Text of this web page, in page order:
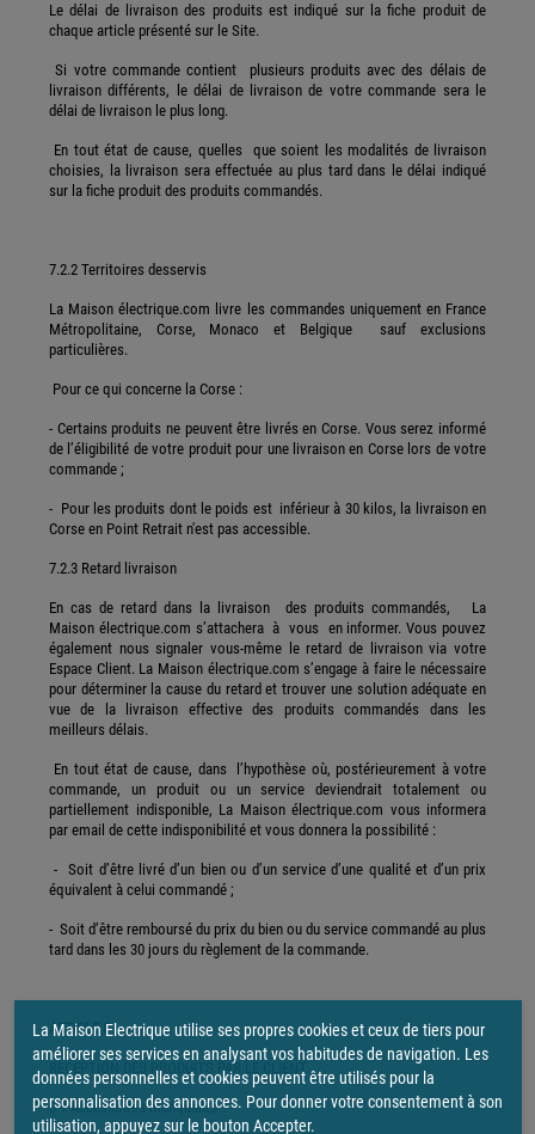
Le délai de livraison des produits est indiqué sur la fiche produit de
chaque article présenté sur le Site.
Si votre commande contient plusieurs produits avec des délais de
livraison différents, le délai de livraison de votre commande sera le
délai de livraison le plus long.
En tout état de cause, quelles que soient les modalités de livraison
choisies, la livraison sera effectuée au plus tard dans le délai indiqué
sur la fiche produit des produits commandés.
7.2.2 Territoires desservis
La Maison électrique.com livre les commandes uniquement en France
Métropolitaine, Corse, Monaco et Belgique sauf exclusions
particulières.
Pour ce qui concerne la Corse :
- Certains produits ne peuvent être livrés en Corse. Vous serez informé
de l’éligibilité de votre produit pour une livraison en Corse lors de votre
commande ;
- Pour les produits dont le poids est inférieur à 30 kilos, la livraison en
Corse en Point Retrait n'est pas accessible.
7.2.3 Retard livraison
En cas de retard dans la livraison des produits commandés, La
Maison électrique.com s’attachera à vous en informer. Vous pouvez
également nous signaler vous-même le retard de livraison via votre
Espace Client. La Maison électrique.com s’engage à faire le nécessaire
pour déterminer la cause du retard et trouver une solution adéquate en
vue de la livraison effective des produits commandés dans les
meilleurs délais.
En tout état de cause, dans l’hypothèse où, postérieurement à votre
commande, un produit ou un service deviendrait totalement ou
partiellement indisponible, La Maison électrique.com vous informera
par email de cette indisponibilité et vous donnera la possibilité :
- Soit d’être livré d’un bien ou d’un service d’une qualité et d’un prix
équivalent à celui commandé ;
- Soit d’être remboursé du prix du bien ou du service commandé au plus
tard dans les 30 jours du règlement de la commande.
ARTICLE 8
RECEPTION DES PRODUITS PAR LE CLIENT
8.1 Accessoires manquants
La Maison Electrique utilise ses propres cookies et ceux de tiers pour
améliorer ses services en analysant vos habitudes de navigation. Les
données personnelles et cookies peuvent être utilisés pour la
personnalisation des annonces. Pour donner votre consentement à son
utilisation, appuyez sur le bouton Accepter.